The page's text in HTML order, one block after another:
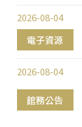
電子資源
2026-08-04
館務公告
2026-08-04